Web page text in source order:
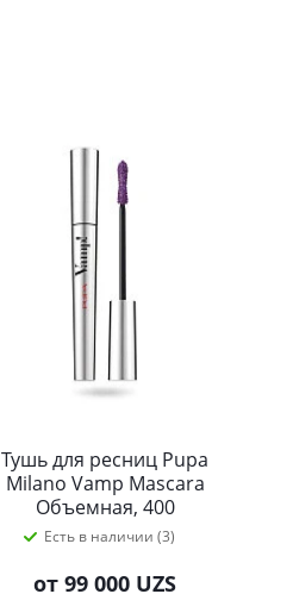
Тушь для ресниц Pupa
Milano Vamp Mascara
Объемная, 400
фиолетовый 9 мл
Есть в наличии (3)
от99 000 UZS